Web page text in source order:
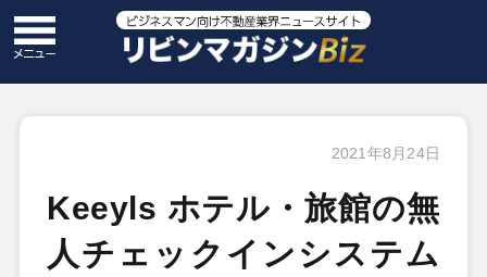
2021年8月24日
Keeyls ホテル・旅館の無
人チェックインシステム